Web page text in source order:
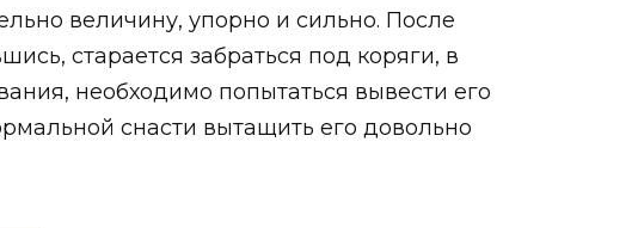
величину, упорно и сильно. После
старается забраться под коряги, в
необходимо попытаться вывести его
снасти вытащить его довольно